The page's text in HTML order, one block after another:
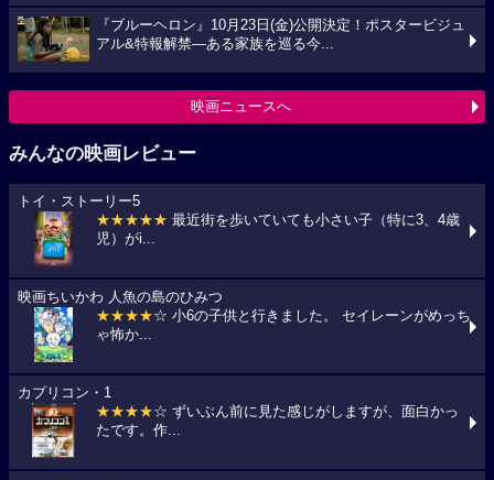
『ブルーヘロン』10月23日(金)公開決定！ポスタービジュ
アル&特報解禁―ある家族を巡る今...
映画ニュースへ
みんなの映画レビュー
トイ・ストーリー5
★★★★★ 最近街を歩いていても小さい子（特に3、4歳
児）がi...
映画ちいかわ 人魚の島のひみつ
★★★★☆ 小6の子供と行きました。 セイレーンがめっち
ゃ怖か...
カプリコン・1
★★★★☆ ずいぶん前に見た感じがしますが、面白かっ
たです。作...